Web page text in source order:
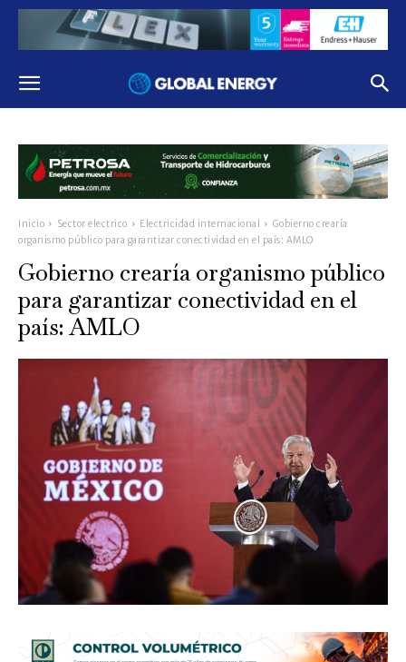
Inicio Sector electrico Electricidad internacional
Gobierno crearía
organismo público para garantizar conectividad en el país: AMLO
Gobierno crearía organismo público
para garantizar conectividad en el
país: AMLO